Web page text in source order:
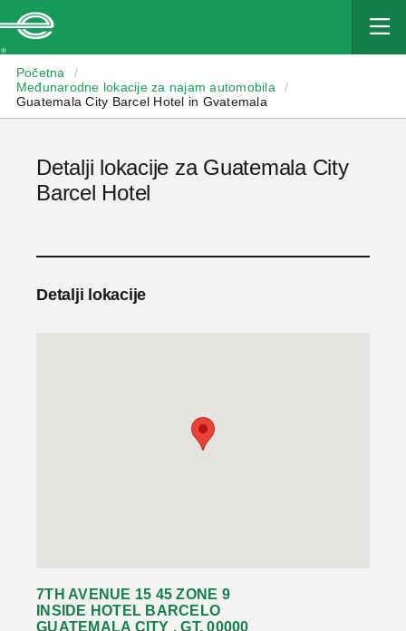
Početna
/
Međunarodne lokacije za najam automobila
/
Guatemala City Barcel Hotel in Gvatemala
Detalji lokacije za Guatemala City
Barcel Hotel
Detalji lokacije
7TH AVENUE 15 45 ZONE 9
INSIDE HOTEL BARCELO
GUATEMALA CITY , GT, 00000